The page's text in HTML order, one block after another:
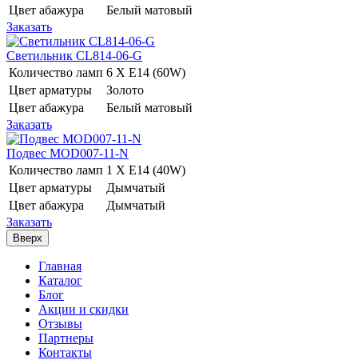
Цвет абажура
Белый матовый
Заказать
Светильник CL814-06-G
Количество ламп 6 Х E14 (60W)
Цвет арматуры
Золото
Цвет абажура
Белый матовый
Заказать
Подвес MOD007-11-N
Количество ламп 1 Х E14 (40W)
Цвет арматуры
Дымчатый
Цвет абажура
Дымчатый
Заказать
Вверх
Главная
Каталог
Блог
Акции и скидки
Отзывы
Партнеры
Контакты